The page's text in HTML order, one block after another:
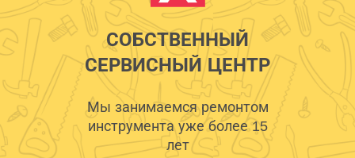
СОБСТВЕННЫЙ
СЕРВИСНЫЙ ЦЕНТР
Мы занимаемся ремонтом
инструмента уже более 15
лет